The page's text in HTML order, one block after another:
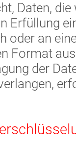
Daten,
Erfüllung
oder an
Format
der